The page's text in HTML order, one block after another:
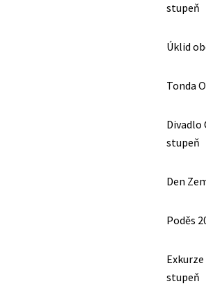
stupeň
Úklid
Tonda
Divadlo
stupeň
Den
Poděs
stupeň